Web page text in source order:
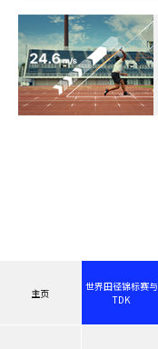
主页
世界田径锦标赛与
TDK